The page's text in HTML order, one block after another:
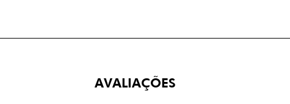
AVALIAÇÕES